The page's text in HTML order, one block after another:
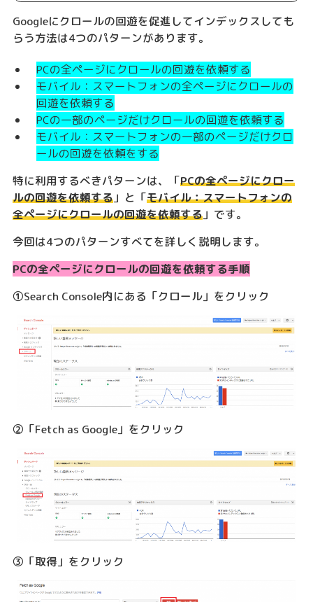
Googleにクロールの回遊を促進してインデックスしても
らう方法は4つのパターンがあります。
PCの全ページにクロールの回遊を依頼する
モバイル：スマートフォンの全ページにクロールの
回遊を依頼する
PCの一部のページだけクロールの回遊を依頼する
モバイル：スマートフォンの一部のページだけクロ
ールの回遊を依頼をする
特に利用するべきパターンは、「PCの全ページにクロー
ルの回遊を依頼する」と「モバイル：スマートフォンの
全ページにクロールの回遊を依頼する」です。
今回は4つのパターンすべてを詳しく説明します。
PCの全ページにクロールの回遊を依頼する手順
①Search Console内にある「クロール」をクリック
②「Fetch as Google」をクリック
③「取得」をクリック